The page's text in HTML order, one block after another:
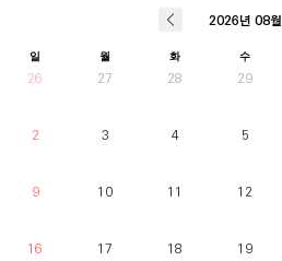
2026년 08월
일 월 화 수
26 27 28 29
2 3 4 5
9 10 11 12
16 17 18 19